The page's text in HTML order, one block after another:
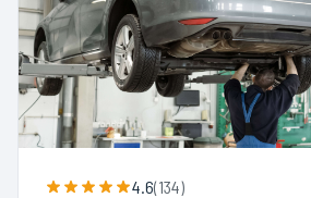
4.6(134)